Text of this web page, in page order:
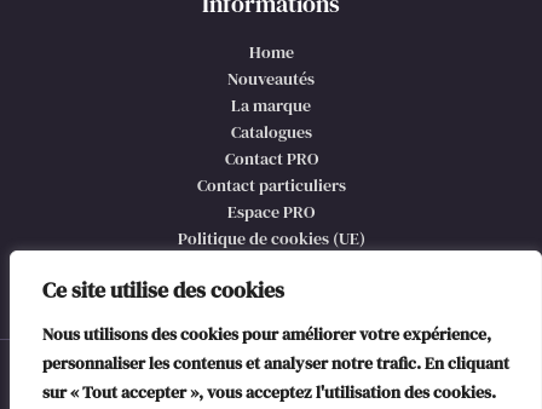
Ce site utilise des cookies
Nous utilisons des cookies pour améliorer votre expérience,
personnaliser les contenus et analyser notre trafic. En cliquant
sur « Tout accepter », vous acceptez l'utilisation des cookies.
Home
Nouveautés
La marque
Catalogues
Contact PRO
Contact particuliers
Espace PRO
Politique de cookies (UE)
© 2026 Maison Lilo, @copyright